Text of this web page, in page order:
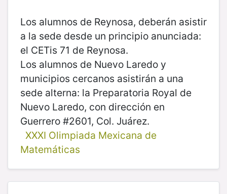
Los alumnos de Reynosa, deberán asistir
a la sede desde un principio anunciada:
el CETis 71 de Reynosa.
Los alumnos de Nuevo Laredo y
municipios cercanos asistirán a una
sede alterna: la Preparatoria Royal de
Nuevo Laredo, con dirección en
Guerrero #2601, Col. Juárez.
XXXI Olimpiada Mexicana de
Matemáticas